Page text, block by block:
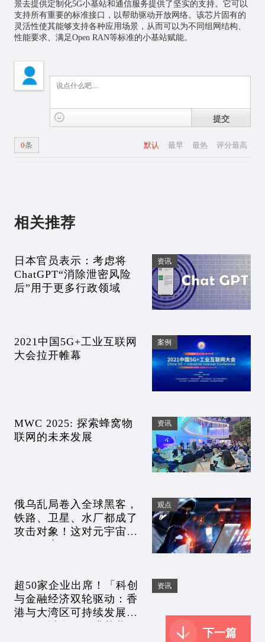
景去提供定制化5G小基站和通信服务提供了坚实的支持。它可以
支持所有重要的标准接口，以帮助驱动开放网络。该芯片固有的
灵活性使其能够支持各种应用场景，从而可以为不同组网结构、
性能要求、满足Open RAN等标准的小基站赋能。
提交
默认 最早 最热 评分最高
0条
相关推荐
日本官员表示：考虑将
ChatGPT“消除泄密风险
后”用于更多行政领域
资讯
2021中国5G+工业互联网
大会拉开帷幕
案例
MWC 2025: 探索蜂窝物
联网的未来发展
资讯
俄乌乱局卷入全球黑客，
铁路、卫星、水厂都成了
攻击对象！这对元宇宙安
观点
超50家企业出席！「科创
与金融经济双轮驱动：香
港与大湾区可持续发展新
资讯
下一篇